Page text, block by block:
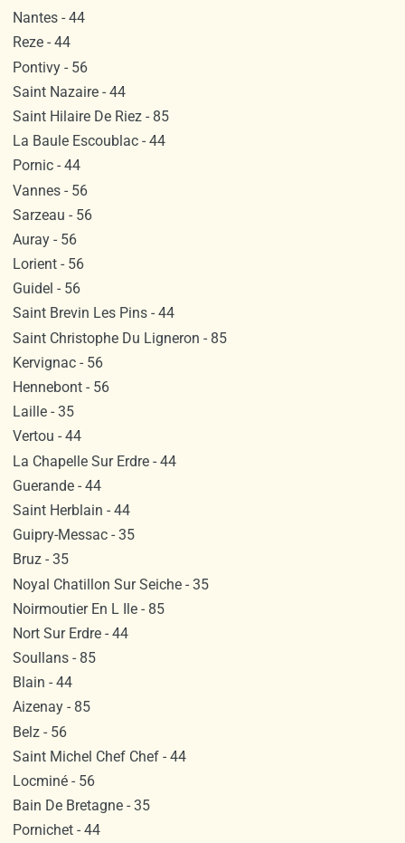
Nantes - 44
Reze - 44
Pontivy - 56
Saint Nazaire - 44
Saint Hilaire De Riez - 85
La Baule Escoublac - 44
Pornic - 44
Vannes - 56
Sarzeau - 56
Auray - 56
Lorient - 56
Guidel - 56
Saint Brevin Les Pins - 44
Saint Christophe Du Ligneron - 85
Kervignac - 56
Hennebont - 56
Laille - 35
Vertou - 44
La Chapelle Sur Erdre - 44
Guerande - 44
Saint Herblain - 44
Guipry-Messac - 35
Bruz - 35
Noyal Chatillon Sur Seiche - 35
Noirmoutier En L Ile - 85
Nort Sur Erdre - 44
Soullans - 85
Blain - 44
Aizenay - 85
Belz - 56
Saint Michel Chef Chef - 44
Locminé - 56
Bain De Bretagne - 35
Pornichet - 44